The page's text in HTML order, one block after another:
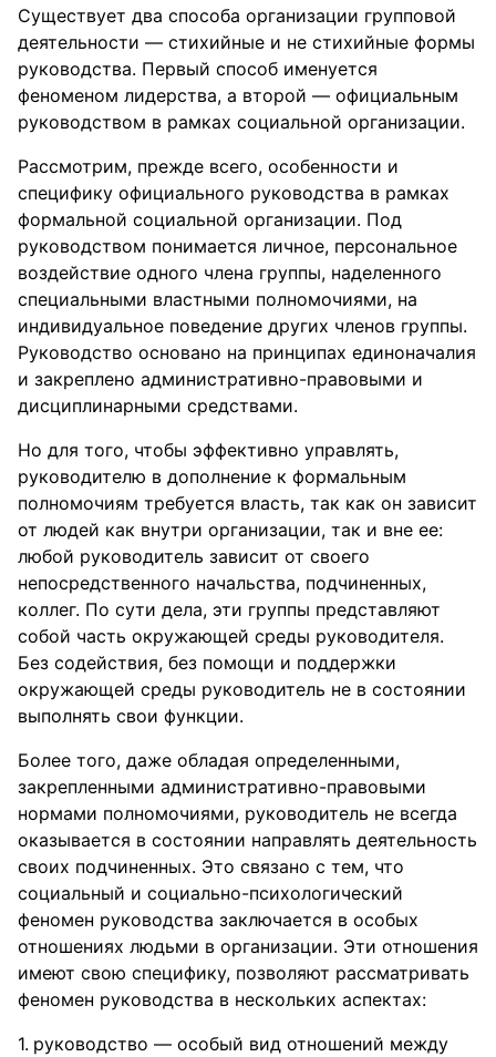
Существует два способа организации групповой
деятельности — стихийные и не стихийные формы
руководства. Первый способ именуется
феноменом лидерства, а второй — официальным
руководством в рамках социальной организации.
Рассмотрим, прежде всего, особенности и
специфику официального руководства в рамках
формальной социальной организации. Под
руководством понимается личное, персональное
воздействие одного члена группы, наделенного
специальными властными полномочиями, на
индивидуальное поведение других членов группы.
Руководство основано на принципах единоначалия
и закреплено административно-правовыми и
дисциплинарными средствами.
Но для того, чтобы эффективно управлять,
руководителю в дополнение к формальным
полномочиям требуется власть, так как он зависит
от людей как внутри организации, так и вне ее:
любой руководитель зависит от своего
непосредственного начальства, подчиненных,
коллег. По сути дела, эти группы представляют
собой часть окружающей среды руководителя.
Без содействия, без помощи и поддержки
окружающей среды руководитель не в состоянии
выполнять свои функции.
Более того, даже обладая определенными,
закрепленными административно-правовыми
нормами полномочиями, руководитель не всегда
оказывается в состоянии направлять деятельность
своих подчиненных. Это связано с тем, что
социальный и социально-психологический
феномен руководства заключается в особых
отношениях людьми в организации. Эти отношения
имеют свою специфику, позволяют рассматривать
феномен руководства в нескольких аспектах:
руководство — особый вид отношений между